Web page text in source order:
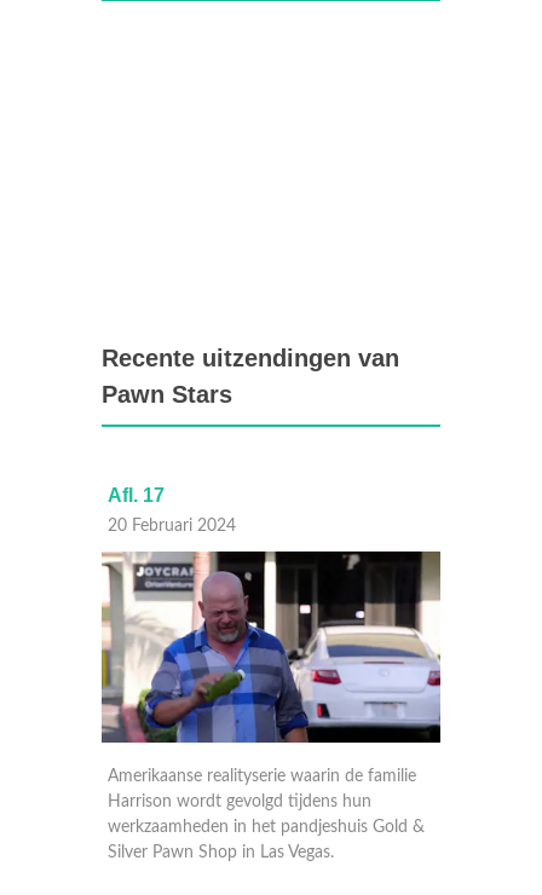
Recente uitzendingen van
Pawn Stars
Afl. 17
20 Februari 2024
Amerikaanse realityserie waarin de familie
Harrison wordt gevolgd tijdens hun
werkzaamheden in het pandjeshuis Gold &
Silver Pawn Shop in Las Vegas.